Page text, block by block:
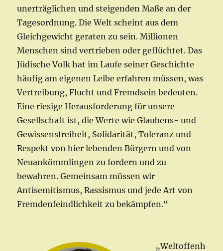
unerträglichen und steigenden Maße an der
Tagesordnung. Die Welt scheint aus dem
Gleichgewicht geraten zu sein. Millionen
Menschen sind vertrieben oder geflüchtet. Das
Jüdische Volk hat im Laufe seiner Geschichte
häufig am eigenen Leibe erfahren müssen, was
Vertreibung, Flucht und Fremdsein bedeuten.
Eine riesige Herausforderung für unsere
Gesellschaft ist, die Werte wie Glaubens- und
Gewissensfreiheit, Solidarität, Toleranz und
Respekt von hier lebenden Bürgern und von
Neuankömmlingen zu fordern und zu
bewahren. Gemeinsam müssen wir
Antisemitismus, Rassismus und jede Art von
Fremdenfeindlichkeit zu bekämpfen.“
„Weltoffenh